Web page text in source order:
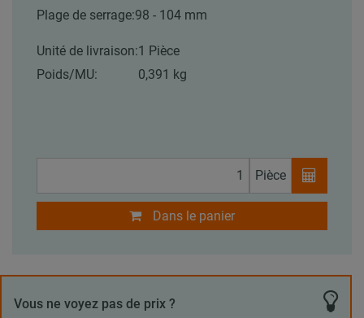
Plage de serrage:98 - 104 mm
Unité de livraison:1 Pièce
Poids/MU:
0,391 kg
Pièce
Dans le panier
Vous ne voyez pas de prix ?